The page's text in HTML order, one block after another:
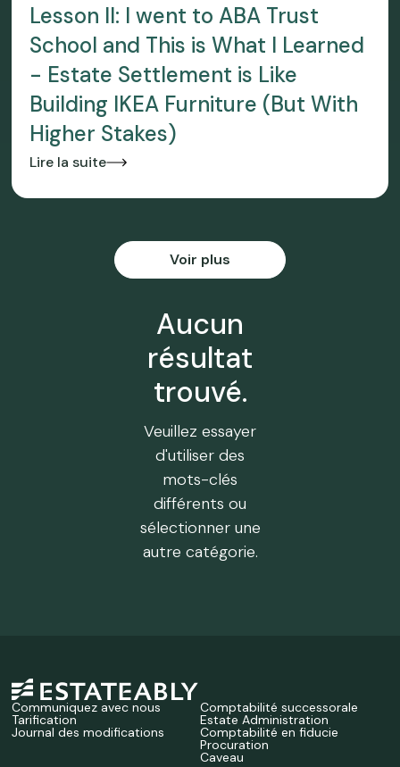
Lesson II: I went to ABA Trust
School and This is What I Learned
- Estate Settlement is Like
Building IKEA Furniture (But With
Higher Stakes)
Lire la suite
Voir plus
Aucun
résultat
trouvé.
Veuillez essayer
d'utiliser des
mots-clés
différents ou
sélectionner une
autre catégorie.
Communiquez avec nous
Tarification
Journal des modifications
Comptabilité successorale
Estate Administration
Comptabilité en fiducie
Procuration
Caveau